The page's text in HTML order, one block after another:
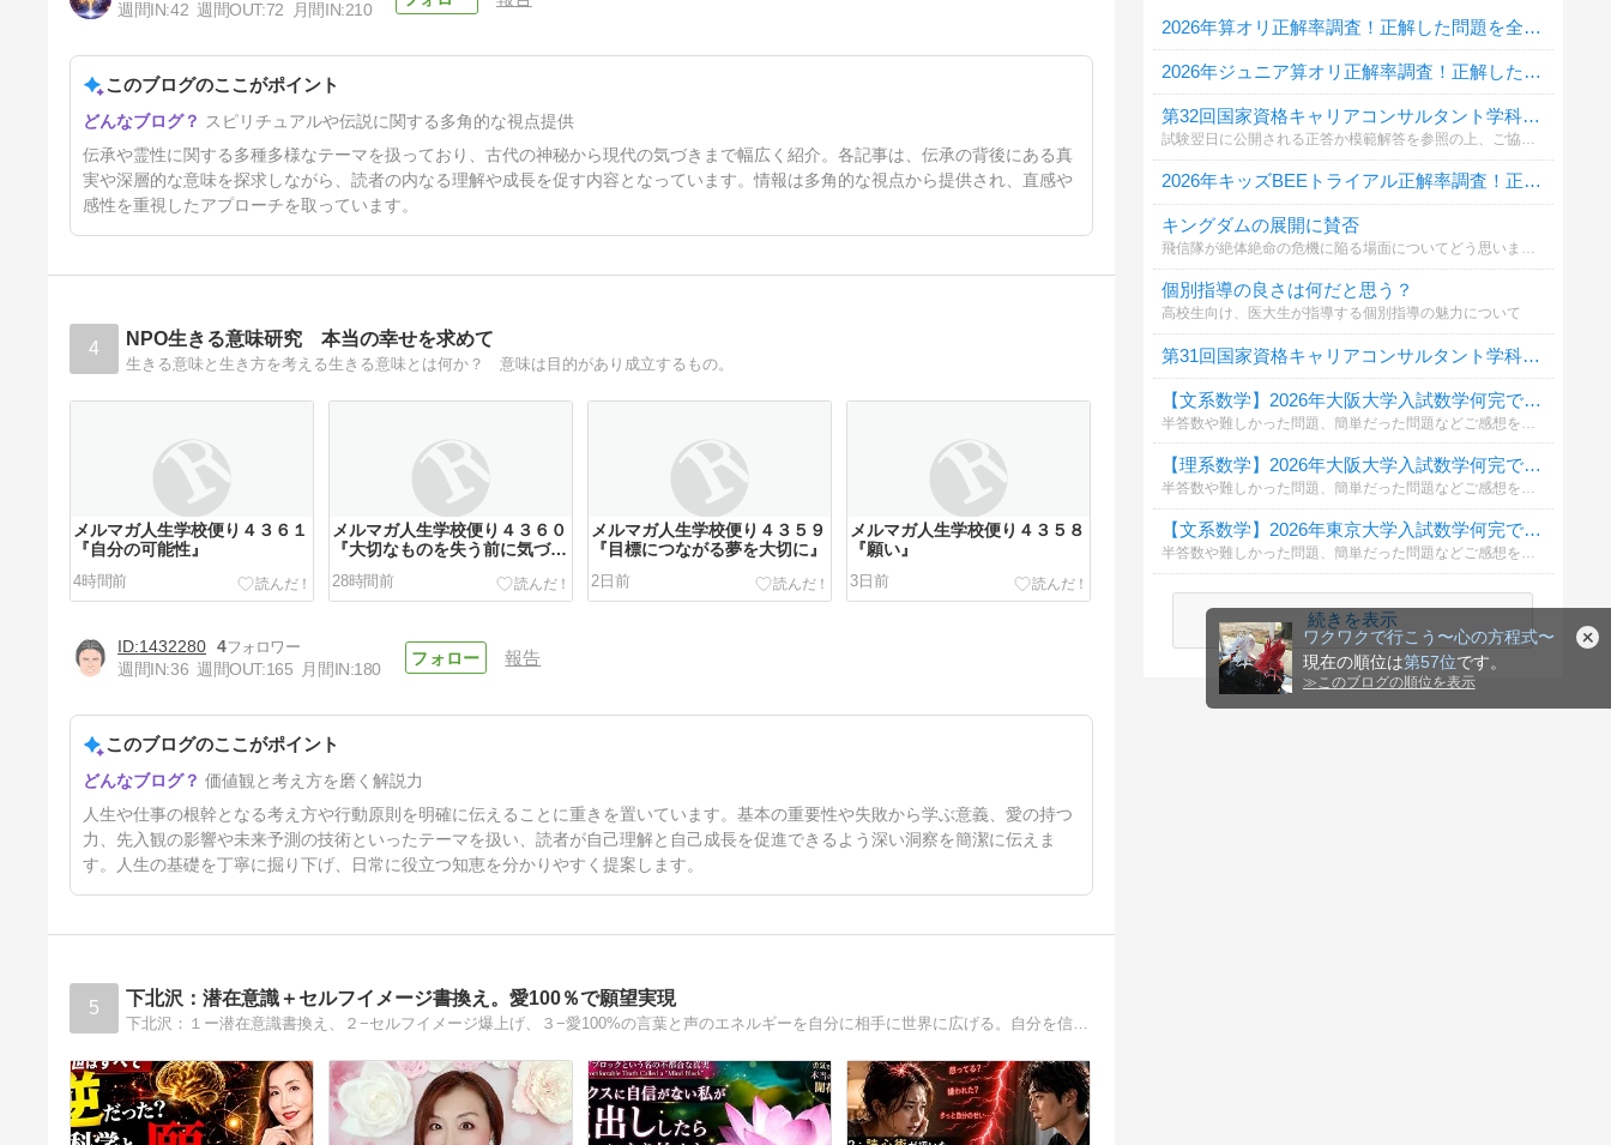
ワクワクで行こう〜心の方程式〜
現在の順位は第57位です。
≫ このブログの順位を表示
1年7ヶ月前
週間IN:42 週間OUT:72 月間IN:210
このブログのここがポイント
スピリチュアルや伝説に関する多角的な視点提供
伝承や霊性に関する多種多様なテーマを扱っており、古代の神秘から現代の気づきまで幅広く紹介。各記事は、伝承の背後にある真
実や深層的な意味を探求しながら、読者の内なる理解や成長を促す内容となっています。情報は多角的な視点から提供され、直感や
感性を重視したアプローチを取っています。
4 NPO生きる意味研究 本当の幸せを求めて
生きる意味と生き方を考える生きる意味とは何か？ 意味は目的があり成立するもの。
メルマガ人生学校便り４３６１
『自分の可能性』
4時間前
メルマガ人生学校便り４３６０
『大切なものを失う前に気づき
たい』
28時間前
メルマガ人生学校便り４３５９
『目標につながる夢を大切に』
2日前
メルマガ人生学校便り４３５８
『願い』
3日前
メルマガ人生学校便り４３５７
『イメージトレーニング』
4日前
1432280 4
週間IN:36 週間OUT:165 月間IN:180
報告
このブログのここがポイント
価値観と考え方を磨く解説力
人生や仕事の根幹となる考え方や行動原則を明確に伝えることに重きを置いています。基本の重要性や失敗から学ぶ意義、愛の持つ
力、先入観の影響や未来予測の技術といったテーマを扱い、読者が自己理解と自己成長を促進できるよう深い洞察を簡潔に伝えま
す。人生の基礎を丁寧に掘り下げ、日常に役立つ知恵を分かりやすく提案します。
5 下北沢：潜在意識＋セルフイメージ書換え。愛100％で願望実現
2026年算オリ正解率調査！正解した問題を全て教えてください
2026年ジュニア算オリ正解率調査！正解した問題を全て教えてください
第32回国家資格キャリアコンサルタント学科試験自己採点投票
試験翌日に公開される正答か模範解答を参照の上、ご協力ください。
2026年キッズBEEトライアル正解率調査！正解した問題を全て教えてください
キングダムの展開に賛否
飛信隊が絶体絶命の危機に陥る場面についてどう思いますか？
個別指導の良さは何だと思う？
高校生向け、医大生が指導する個別指導の魅力について
第31回国家資格キャリアコンサルタント学科試験自己採点投票
【文系数学】2026年大阪大学入試数学何完できましたか？
半答数や難しかった問題、簡単だった問題などご感想をコメント欄に頂けると幸いです。
【理系数学】2026年大阪大学入試数学何完できましたか？
半答数や難しかった問題、簡単だった問題などご感想をコメント欄に頂けると幸いです。
【文系数学】2026年東京大学入試数学何完できましたか？
半答数や難しかった問題、簡単だった問題などご感想をコメント欄に頂けると幸いです。
続きを表示